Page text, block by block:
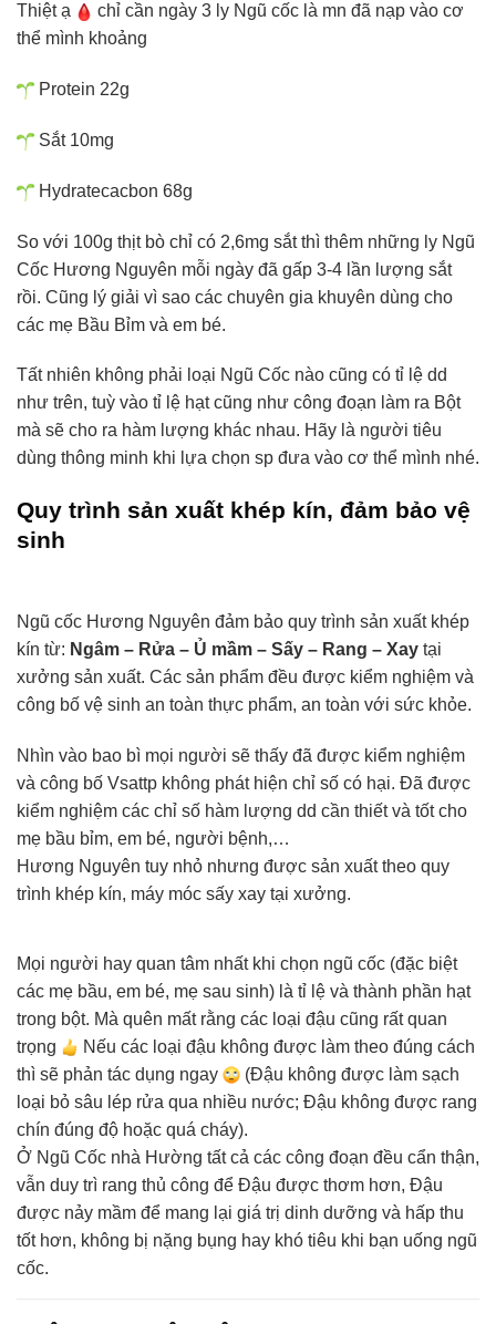
Thiệt ạ
chỉ cần ngày 3 ly Ngũ cốc là mn đã nạp vào cơ
thể mình khoảng
Protein 22g
Sắt 10mg
Hydratecacbon 68g
So với 100g thịt bò chỉ có 2,6mg sắt thì thêm những ly Ngũ
Cốc Hương Nguyên mỗi ngày đã gấp 3-4 lần lượng sắt
rồi. Cũng lý giải vì sao các chuyên gia khuyên dùng cho
các mẹ Bầu Bỉm và em bé.
Tất nhiên không phải loại Ngũ Cốc nào cũng có tỉ lệ dd
như trên, tuỳ vào tỉ lệ hạt cũng như công đoạn làm ra Bột
mà sẽ cho ra hàm lượng khác nhau. Hãy là người tiêu
dùng thông minh khi lựa chọn sp đưa vào cơ thể mình nhé.
Quy trình sản xuất khép kín, đảm bảo vệ
sinh
Ngũ cốc Hương Nguyên đảm bảo quy trình sản xuất khép
kín từ: Ngâm – Rửa – Ủ mầm – Sấy – Rang – Xay tại
xưởng sản xuất. Các sản phẩm đều được kiểm nghiệm và
công bố vệ sinh an toàn thực phẩm, an toàn với sức khỏe.
Nhìn vào bao bì mọi người sẽ thấy đã được kiểm nghiệm
và công bố Vsattp không phát hiện chỉ số có hại. Đã được
kiểm nghiệm các chỉ số hàm lượng dd cần thiết và tốt cho
mẹ bầu bỉm, em bé, người bệnh,…
Hương Nguyên tuy nhỏ nhưng được sản xuất theo quy
trình khép kín, máy móc sấy xay tại xưởng.
Mọi người hay quan tâm nhất khi chọn ngũ cốc (đặc biệt
các mẹ bầu, em bé, mẹ sau sinh) là tỉ lệ và thành phần hạt
trong bột. Mà quên mất rằng các loại đậu cũng rất quan
trọng
Nếu các loại đậu không được làm theo đúng cách
thì sẽ phản tác dụng ngay
(Đậu không được làm sạch
loại bỏ sâu lép rửa qua nhiều nước; Đậu không được rang
chín đúng độ hoặc quá cháy).
Ở Ngũ Cốc nhà Hường tất cả các công đoạn đều cẩn thận,
vẫn duy trì rang thủ công để Đậu được thơm hơn, Đậu
được nảy mầm để mang lại giá trị dinh dưỡng và hấp thu
tốt hơn, không bị nặng bụng hay khó tiêu khi bạn uống ngũ
cốc.